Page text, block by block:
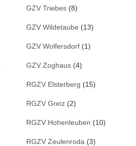
GZV Triebes (8)
GZV Wildetaube (13)
GZV Wolfersdorf (1)
GZV Zoghaus (4)
RGZV Elsterberg (15)
RGZV Greiz (2)
RGZV Hohenleuben (10)
RGZV Zeulenroda (3)